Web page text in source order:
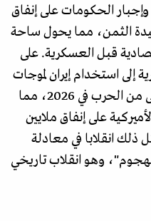
الحكومات على إنفاق
الثمن، مما يحول ساحة
قبل العسكرية. على
إلى استخدام إيران لموجات
كثيفة من المسيّرات في الأيام الأولى من الحرب في 2026، مما
على إنفاق ملايين
ذلك انقلابا في معادلة
وهو انقلاب تاريخي